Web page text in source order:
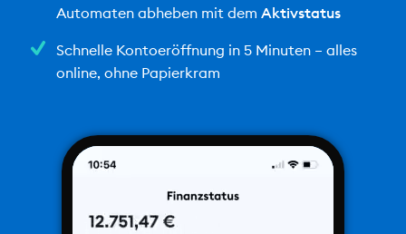
Automaten abheben mit dem Aktivstatus
Schnelle Kontoeröffnung in 5 Minuten – alles
online, ohne Papierkram